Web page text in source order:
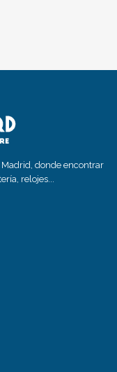
donde encontrar
relojes...